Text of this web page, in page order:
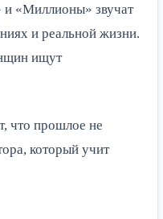
и «Миллионы» звучат
и реальной жизни.
ищут
что прошлое не
который учит